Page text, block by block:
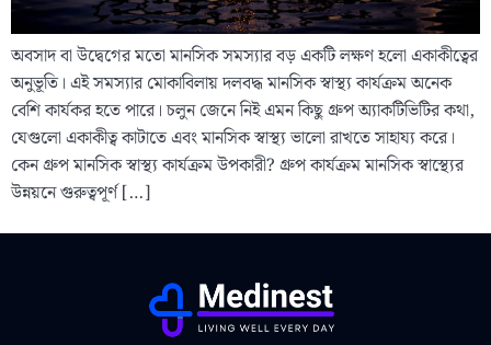
অবসাদ বা উদ্বেগের মতো মানসিক সমস্যার বড় একটি লক্ষণ হলো একাকীত্বের
অনুভূতি। এই সমস্যার মোকাবিলায় দলবদ্ধ মানসিক স্বাস্থ্য কার্যক্রম অনেক
বেশি কার্যকর হতে পারে। চলুন জেনে নিই এমন কিছু গ্রুপ অ্যাকটিভিটির কথা,
যেগুলো একাকীত্ব কাটাতে এবং মানসিক স্বাস্থ্য ভালো রাখতে সাহায্য করে।
কেন গ্রুপ মানসিক স্বাস্থ্য কার্যক্রম উপকারী? গ্রুপ কার্যক্রম মানসিক স্বাস্থ্যের
উন্নয়নে গুরুত্বপূর্ণ […]